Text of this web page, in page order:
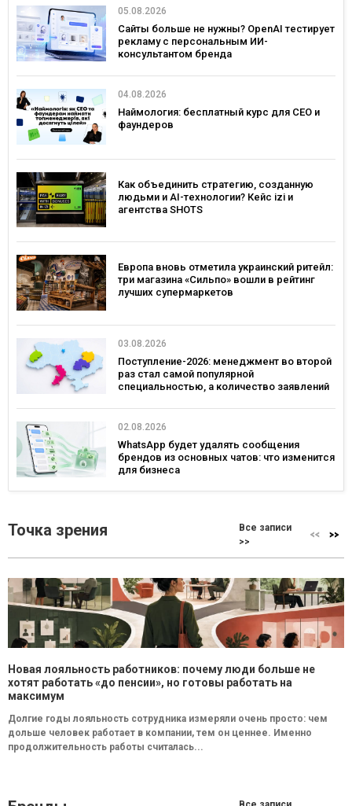
05.08.2026
Сайты больше не нужны? OpenAI тестирует
рекламу с персональным ИИ-
консультантом бренда
04.08.2026
Наймология: бесплатный курс для CEO и
фаундеров
Как объединить стратегию, созданную
людьми и AI-технологии? Кейс izi и
агентства SHOTS
Европа вновь отметила украинский ритейл:
три магазина «Сильпо» вошли в рейтинг
лучших супермаркетов
03.08.2026
Поступление-2026: менеджмент во второй
раз стал самой популярной
специальностью, а количество заявлений
02.08.2026
WhatsApp будет удалять сообщения
брендов из основных чатов: что изменится
для бизнеса
Точка зрения
Все записи
>>
Новая лояльность работников: почему люди больше не
хотят работать «до пенсии», но готовы работать на
максимум
Долгие годы лояльность сотрудника измеряли очень просто: чем
дольше человек работает в компании, тем он ценнее. Именно
продолжительность работы считалась...